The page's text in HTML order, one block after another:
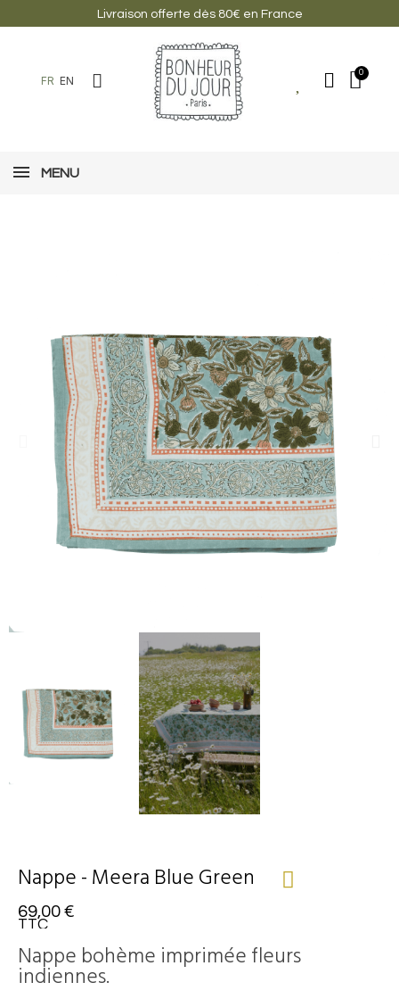
Livraison offerte dès 80€ en France
FR EN
MENU
Nappe - Meera Blue Green
69,00 €
TTC
Nappe bohème imprimée fleurs
indiennes.